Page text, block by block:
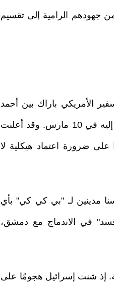
جهودهم الرامية إلى تقسيم
الأمريكي باراك بين أحمد
الشرع ومظلوم عبدي. وطُلب من قسد الالتزام باتفاق من 8 بنود تم التوصل إليه في 10 مارس. وقد أعلنت
ضرورة اعتماد هيكلية لا
مدينين لـ "بي كي كي" بأي
في الاندماج مع دمشق،
إذ شنت إسرائيل هجومًا على